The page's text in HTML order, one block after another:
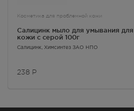
Косметика для проблемной кожи
Салицинк мыло для умывания для
кожи с серой 100г
Салицинк , Химсинтез ЗАО НПО
238 Р